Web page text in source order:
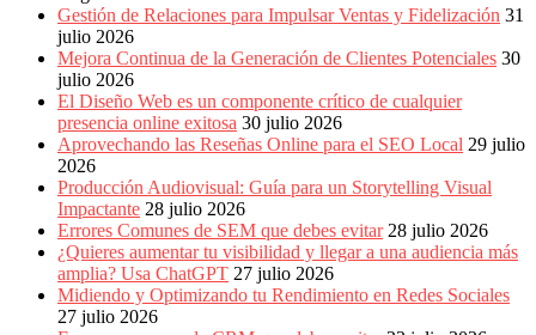
Trendings,
Dinero,
Economía,
Diseño
Web,
Móviles,
Estrategias
Digitales,
Estrategias
Publicitarias,
Alianzas,
Clientes,
Innovación,
Tecnología,
Noticias,
Gestión de Relaciones para Impulsar Ventas y Fidelización 31
julio 2026
Mejora Continua de la Generación de Clientes Potenciales 30
julio 2026
El Diseño Web es un componente crítico de cualquier
presencia online exitosa 30 julio 2026
Aprovechando las Reseñas Online para el SEO Local 29 julio
2026
Producción Audiovisual: Guía para un Storytelling Visual
Impactante 28 julio 2026
Errores Comunes de SEM que debes evitar 28 julio 2026
¿Quieres aumentar tu visibilidad y llegar a una audiencia más
amplia? Usa ChatGPT 27 julio 2026
Midiendo y Optimizando tu Rendimiento en Redes Sociales
27 julio 2026